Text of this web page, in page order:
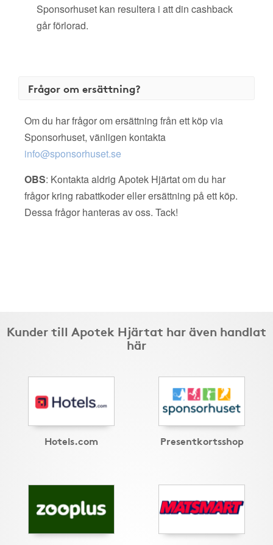
Sponsorhuset kan resultera i att din cashback
går förlorad.
Frågor om ersättning?
Om du har frågor om ersättning från ett köp via
Sponsorhuset, vänligen kontakta
info@sponsorhuset.se
OBS: Kontakta aldrig Apotek Hjärtat om du har
frågor kring rabattkoder eller ersättning på ett köp.
Dessa frågor hanteras av oss. Tack!
Kunder till Apotek Hjärtat har även handlat
här
Hotels.com Presentkortsshop